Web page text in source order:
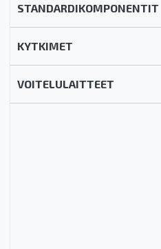
STANDARDIKOMPONENTIT
KYTKIMET
VOITELULAITTEET